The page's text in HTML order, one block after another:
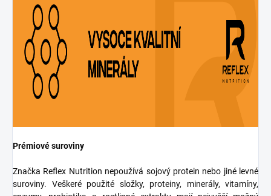
Prémiové suroviny
Značka Reflex Nutrition nepoužívá sojový protein nebo jiné levné
suroviny. Veškeré použité složky, proteiny, minerály, vitamíny,